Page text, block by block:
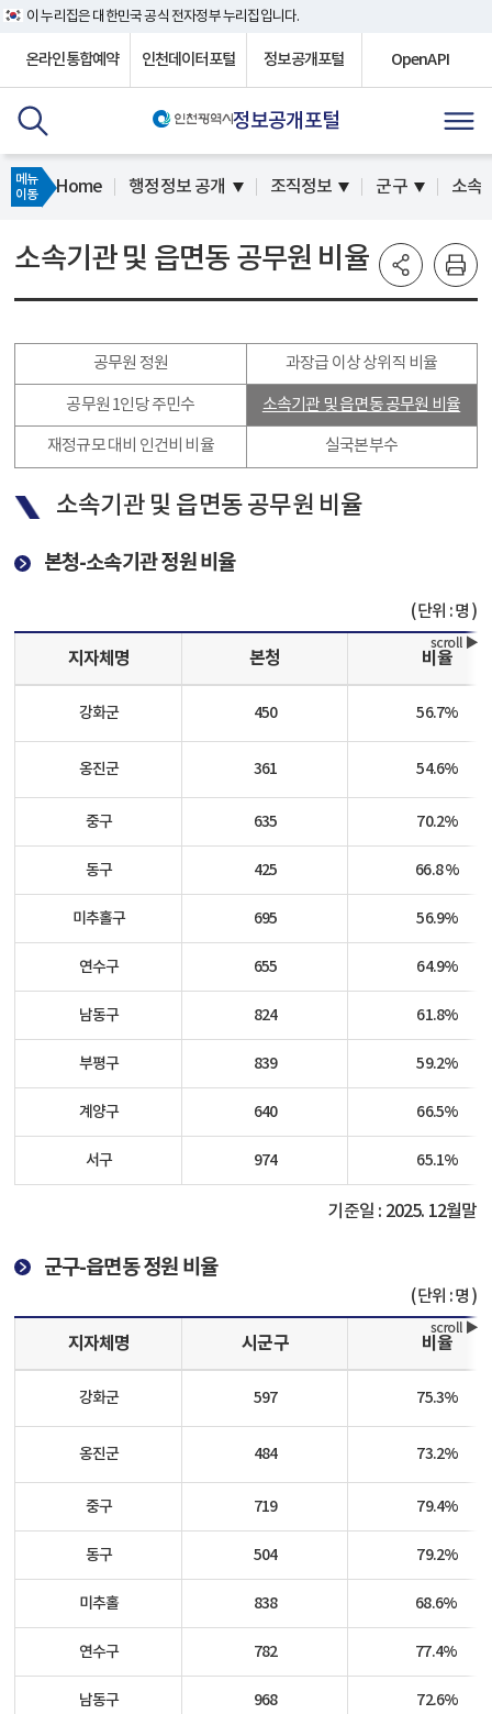
이 누리집은 대한민국 공식 전자정부 누리집입니다.
온라인통합예약 인천데이터포털 정보공개포털 OpenAPI
정보공개포털
메뉴
이동
Home 행정정보 공개 조직정보 군구 소속
소속기관 및 읍면동 공무원 비율
공무원 정원 과장급 이상 상위직 비율
공무원 1인당 주민수 소속기관 및 읍면동 공무원 비율
재정규모 대비 인건비 비율 실국본부수
소속기관 및 읍면동 공무원 비율
본청-소속기관 정원 비율
단위 : 명
지자체명 본청 비율
강화군 450 56.7%
옹진군 361 54.6%
중구 635 70.2%
동구 425 66.8%
미추홀구 695 56.9%
연수구 655 64.9%
남동구 824 61.8%
부평구 839 59.2%
계양구 640 66.5%
서구 974 65.1%
기준일 : 2025. 12월말
군구-읍면동 정원 비율
단위 : 명
지자체명 시군구 비율
강화군 597 75.3%
옹진군 484 73.2%
중구 719 79.4%
동구 504 79.2%
미추홀 838 68.6%
연수구 782 77.4%
남동구 968 72.6%